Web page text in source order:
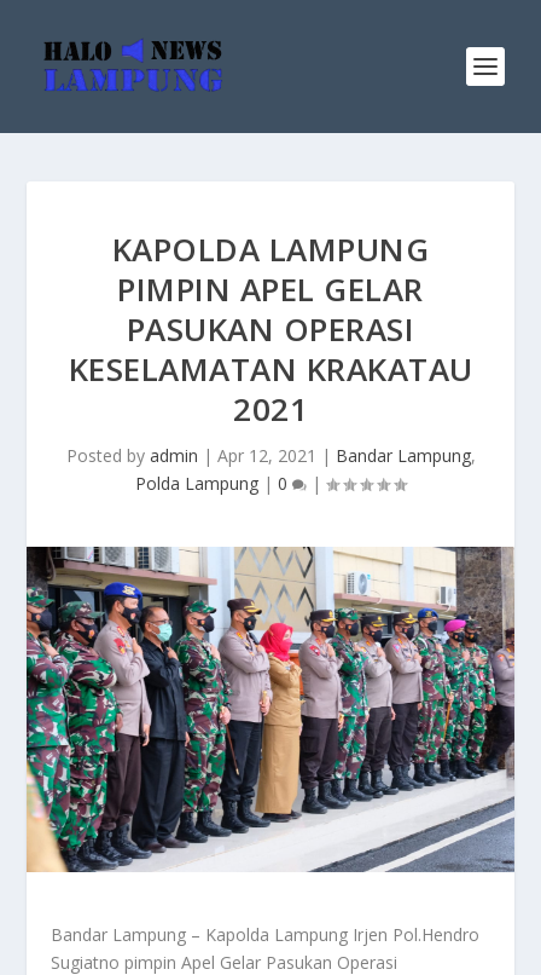
KAPOLDA LAMPUNG
PIMPIN APEL GELAR
PASUKAN OPERASI
KESELAMATAN KRAKATAU
2021
Posted by admin | Apr 12, 2021 | Bandar Lampung,
Polda Lampung | 0 |
Bandar Lampung – Kapolda Lampung Irjen Pol.Hendro
Sugiatno pimpin Apel Gelar Pasukan Operasi